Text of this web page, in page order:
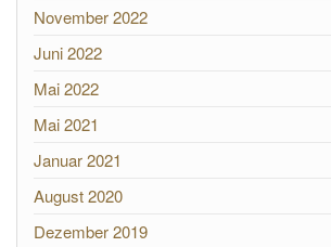
November 2022
Juni 2022
Mai 2022
Mai 2021
Januar 2021
August 2020
Dezember 2019